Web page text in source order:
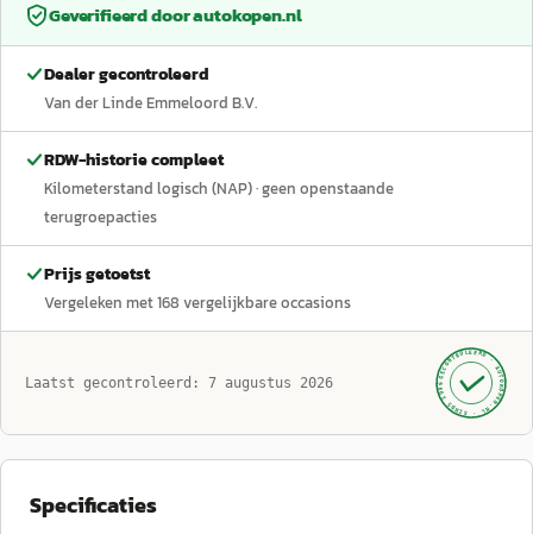
Geverifieerd doorautokopen.nl
Dealer gecontroleerd
Van der Linde Emmeloord B.V.
RDW-historie compleet
Kilometerstand logisch (NAP)· geen openstaande
terugroepacties
Prijs getoetst
Vergeleken met168 vergelijkbare occasions
Laatst gecontroleerd: 7 augustus 2026 GECONTROLEERD ·
AUTOKOPEN.NL
· SINDS 1999 ·
Specificaties